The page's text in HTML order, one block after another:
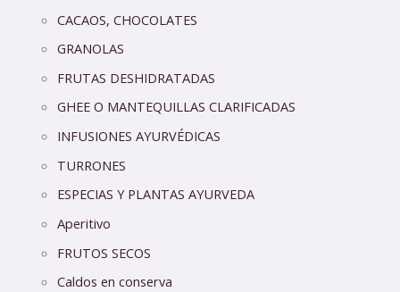
CACAOS, CHOCOLATES
GRANOLAS
FRUTAS DESHIDRATADAS
GHEE O MANTEQUILLAS CLARIFICADAS
INFUSIONES AYURVÉDICAS
TURRONES
ESPECIAS Y PLANTAS AYURVEDA
Aperitivo
FRUTOS SECOS
Caldos en conserva